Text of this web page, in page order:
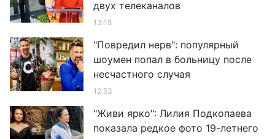
двух телеканалов
13:18
"Повредил нерв": популярный
шоумен попал в больницу после
несчастного случая
12:53
"Живи ярко": Лилия Подкопаева
показала редкое фото 19-летнего